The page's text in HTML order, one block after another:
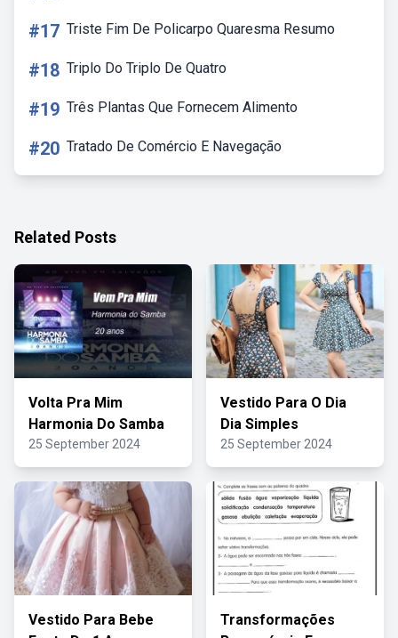
#17 Triste Fim De Policarpo Quaresma Resumo
#18 Triplo Do Triplo De Quatro
#19 Três Plantas Que Fornecem Alimento
#20 Tratado De Comércio E Navegação
Related Posts
Volta Pra Mim
Harmonia Do Samba
25 September 2024
Vestido Para O Dia
Dia Simples
25 September 2024
Vestido Para Bebe
Transformações